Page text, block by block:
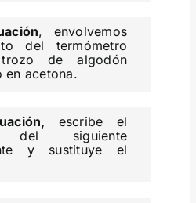
, envolvemos
del termómetro
de algodón
en acetona.
escribe el
del siguiente
y sustituye el